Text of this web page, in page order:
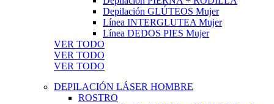
Depilación GLÚTEOS Mujer
Línea INTERGLUTEA Mujer
Línea DEDOS PIES Mujer
VER TODO
VER TODO
VER TODO
DEPILACIÓN LÁSER HOMBRE
ROSTRO